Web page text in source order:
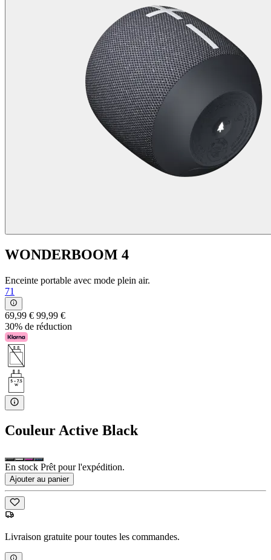
WONDERBOOM 4
Enceinte portable avec mode plein air.
71
69,99 € 99,99 €
30% de réduction
Couleur Active Black
En stock Prêt pour l'expédition.
Ajouter au panier
Livraison gratuite pour toutes les commandes.